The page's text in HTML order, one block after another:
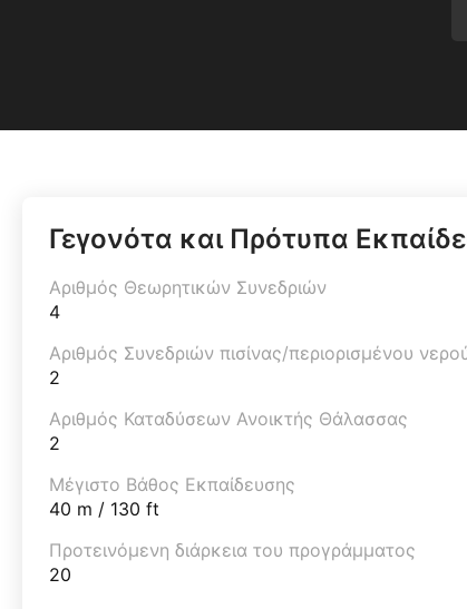
Γεγονότα και Πρότυπα
Αριθμός Θεωρητικών Συνεδριών
4
Αριθμός Συνεδριών πισίνας/περιορισμένου
2
Αριθμός Καταδύσεων Ανοικτής Θάλασσας
2
Μέγιστο Βάθος Εκπαίδευσης
40 m / 130 ft
Προτεινόμενη διάρκεια του προγράμματος
20